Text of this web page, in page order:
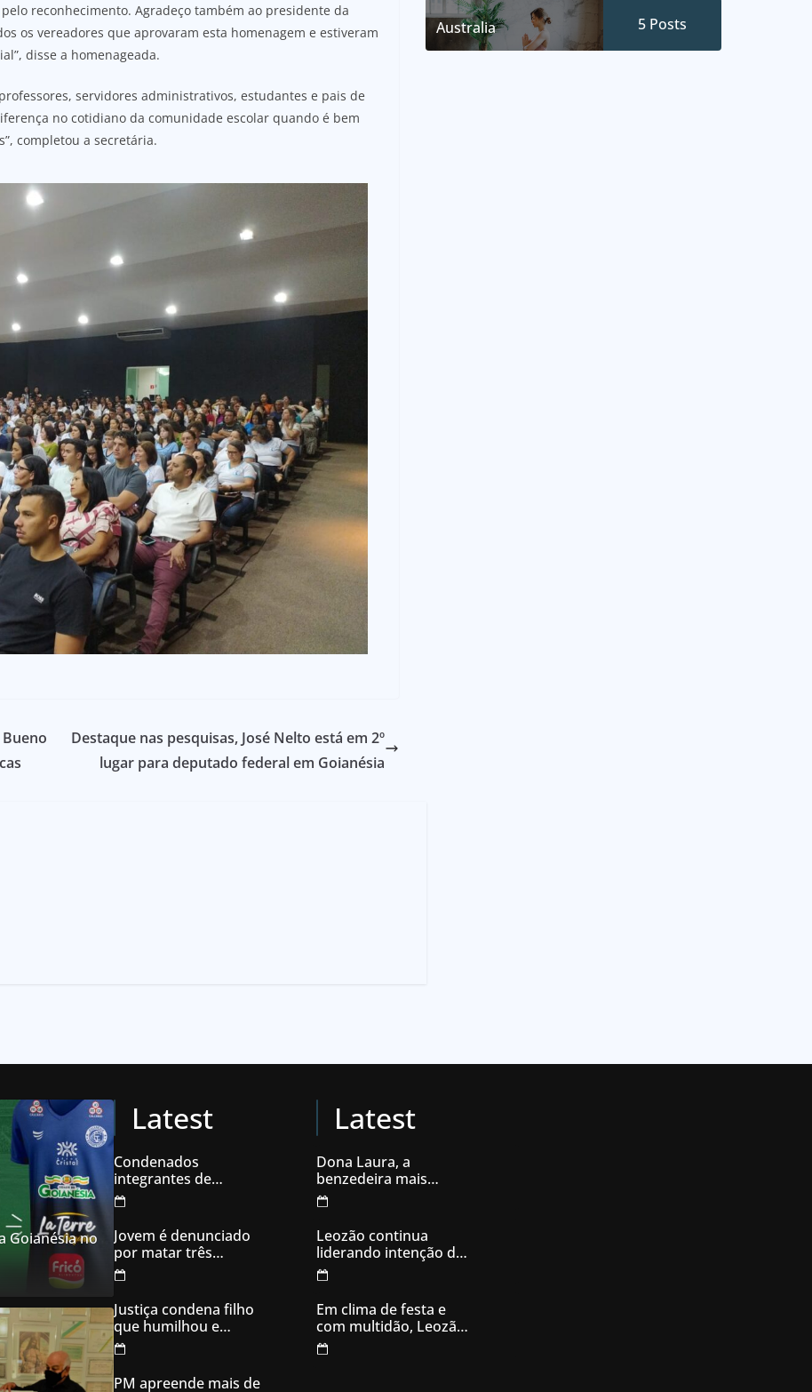
reconhecimento. Agradeço também ao presidente da
os vereadores que aprovaram esta homenagem e estiveram
disse a homenageada.
servidores administrativos, estudantes e pais de
no cotidiano da comunidade escolar quando é bem
completou a secretária.
Destaque nas pesquisas, José Nelto está em 2º
lugar para deputado federal em Goianésia
Australia 5 Posts
Goianésia no
Latest
Condenados
integrantes de
organização
criminosa acusados
de explodir caixas
eletrônicos
Jovem é denunciado
por matar três
filhotes de cachorro e
usar sangue para
ameaçar os donos,
em Aparecida de
Goiânia
Justiça condena filho
que humilhou e
ameaçou mãe idosa;
da prisão à sentença
condenatória foram
PM apreende mais de
Latest
Dona Laura, a
benzedeira mais
famosa de Goiás
Leozão continua
liderando intenção de
votos em Goianésia
Em clima de festa e
com multidão, Leozão
inaugura comitê de
campanha